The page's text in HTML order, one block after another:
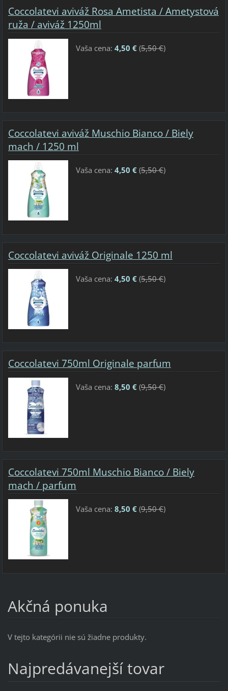
Coccolatevi aviváž Rosa Ametista / Ametystová
ruža / aviváž 1250ml
Vaša cena: 4,50 €(5,50 €)
Coccolatevi aviváž Muschio Bianco / Biely
mach / 1250 ml
Vaša cena: 4,50 €(5,50 €)
Coccolatevi aviváž Originale 1250 ml
Vaša cena: 4,50 €(5,50 €)
Coccolatevi 750ml Originale parfum
Vaša cena: 8,50 €(9,50 €)
Coccolatevi 750ml Muschio Bianco / Biely
mach / parfum
Vaša cena: 8,50 €(9,50 €)
Akčná ponuka
V tejto kategórii nie sú žiadne produkty.
Najpredávanejší tovar